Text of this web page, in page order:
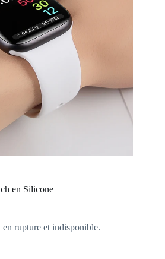
en Silicone
rupture et indisponible.